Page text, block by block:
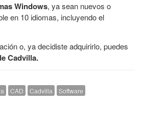
Windows, ya sean nuevos o
en 10 idiomas, incluyendo el
o, ya decidiste adquirirlo, puedes
Cadvilla.
CAD Cadvilla Software